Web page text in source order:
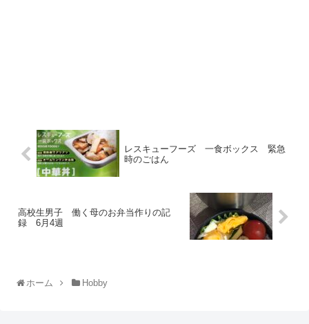
レスキューフーズ 一食ボックス 緊急
時のごはん
高校生男子 働く母のお弁当作りの記
録 6月4週
ホーム Hobby